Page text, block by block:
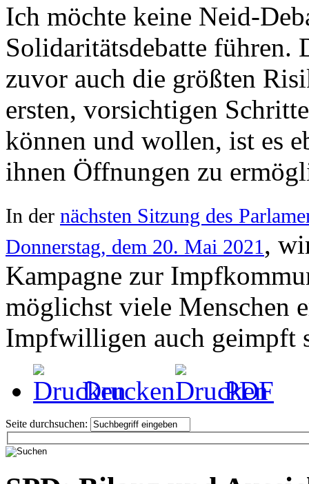
Ich möchte keine Neid-
Solidaritätsdebatte führen.
zuvor auch die größten
ersten, vorsichtigen
können und wollen, ist es
ihnen Öffnungen zu
In der nächsten Sitzung des
Donnerstag, dem 20. Mai 2021 ,
Kampagne zur
möglichst viele Menschen
Impfwilligen auch geimpft
Drucken
PDF
Seite durchsuchen: